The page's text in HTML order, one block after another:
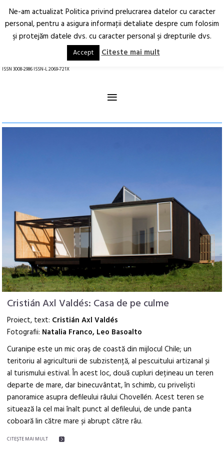
Arhitectură.
Oraș.
RO EN
ISSN 3008-2986 ISSN-L 2069-721X
≡
Cristián Axl Valdés: Casa de pe culme
Proiect, text: Cristián Axl Valdés
Fotografii: Natalia Franco, Leo Basoalto
Curanipe este un mic oraș de coastă din mijlocul Chile; un
teritoriu al agriculturii de subzistență, al pescuitului artizanal și
al turismului estival. În acest loc, două cupluri dețineau un teren
departe de mare, dar binecuvântat, în schimb, cu priveliști
panoramice asupra defileului râului Chovellén. Acest teren se
situează la cel mai înalt punct al defileului, de unde panta
coboară lin către mare și abrupt către râu.
CITEŞTE MAI MULT
Ne-am actualizat Politica privind prelucrarea datelor cu caracter
personal, pentru a asigura informaţii detaliate despre cum folosim
şi protejăm datele dvs. cu caracter personal şi drepturile dvs.
Accept Citeste mai mult